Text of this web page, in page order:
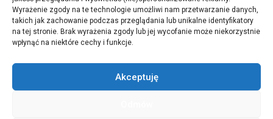
Wyrażenie zgody na te technologie umożliwi nam przetwarzanie danych,
takich jak zachowanie podczas przeglądania lub unikalne identyfikatory
na tej stronie. Brak wyrażenia zgody lub jej wycofanie może niekorzystnie
wpłynąć na niektóre cechy i funkcje.
Akceptuję
ul.Stara 13, 42-600 Tarnowskie Góry
TEL:+48 509 547 822
redakcja@czytamiwiem.pl